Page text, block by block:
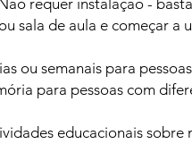
requer instalação -
sala de aula e começar a
ou semanais para
para pessoas com
educacionais sobre